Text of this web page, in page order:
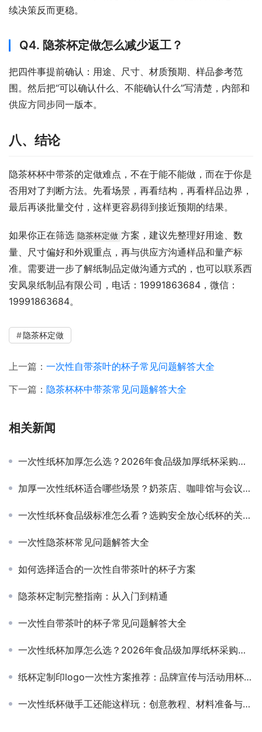
续决策反而更稳。
Q4. 隐茶杯定做怎么减少返工？
把四件事提前确认：用途、尺寸、材质预期、样品参考范
围。然后把“可以确认什么、不能确认什么”写清楚，内部和
供应方同步同一版本。
八、结论
隐茶杯杯中带茶的定做难点，不在于能不能做，而在于你是
否用对了判断方法。先看场景，再看结构，再看样品边界，
最后再谈批量交付，这样更容易得到接近预期的结果。
如果你正在筛选 隐茶杯定做 方案，建议先整理好用途、数
量、尺寸偏好和外观重点，再与供应方沟通样品和量产标
准。需要进一步了解纸制品定做沟通方式的，也可以联系西
安凤泉纸制品有限公司，电话：19991863684，微信：
19991863684。
隐茶杯定做
上一篇： 一次性自带茶叶的杯子常见问题解答大全
下一篇： 隐茶杯杯中带茶常见问题解答大全
相关新闻
一次性纸杯加厚怎么选？2026年食品级加厚纸杯采购指南
加厚一次性纸杯适合哪些场景？奶茶店、咖啡馆与会议活动选购建议
一次性纸杯食品级标准怎么看？选购安全放心纸杯的关键要点
一次性隐茶杯常见问题解答大全
如何选择适合的一次性自带茶叶的杯子方案
隐茶杯定制完整指南：从入门到精通
一次性自带茶叶的杯子常见问题解答大全
一次性纸杯加厚怎么选？2026年食品级加厚纸杯采购指南
纸杯定制印logo一次性方案推荐：品牌宣传与活动用杯实用攻略
一次性纸杯做手工还能这样玩：创意教程、材料准备与实用技巧合集